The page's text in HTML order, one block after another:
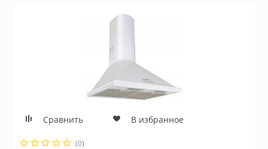
Сравнить В избранное
(0)